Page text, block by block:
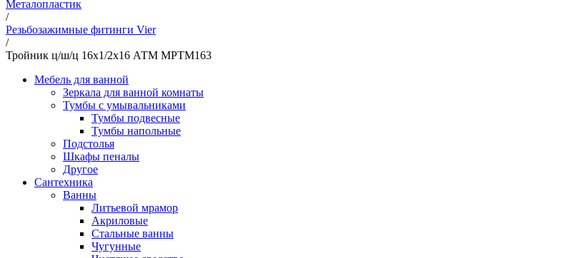
Металопластик
/
Резьбозажимные фитинги Vier
/
Тройник ц/ш/ц 16х1/2х16 АТМ MPTM163
Мебель для ванной
Зеркала для ванной комнаты
Тумбы с умывальниками
Тумбы подвесные
Тумбы напольные
Подстолья
Шкафы пеналы
Другое
Сантехника
Ванны
Литьевой мрамор
Акриловые
Стальные ванны
Чугунные